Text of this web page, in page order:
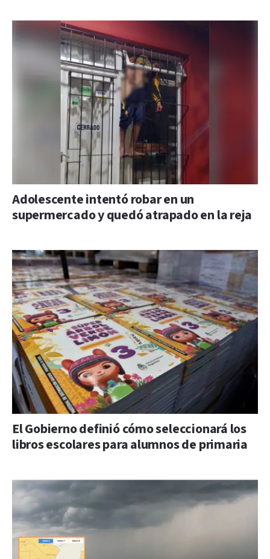
Adolescente intentó robar en un
supermercado y quedó atrapado en la reja
El Gobierno definió cómo seleccionará los
libros escolares para alumnos de primaria